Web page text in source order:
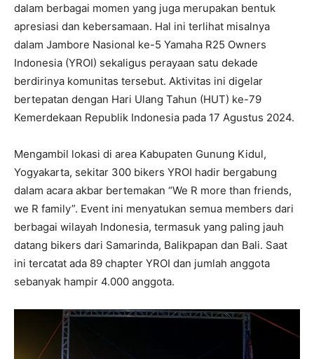
dalam berbagai momen yang juga merupakan bentuk
apresiasi dan kebersamaan. Hal ini terlihat misalnya
dalam Jambore Nasional ke-5 Yamaha R25 Owners
Indonesia (YROI) sekaligus perayaan satu dekade
berdirinya komunitas tersebut. Aktivitas ini digelar
bertepatan dengan Hari Ulang Tahun (HUT) ke-79
Kemerdekaan Republik Indonesia pada 17 Agustus 2024.
Mengambil lokasi di area Kabupaten Gunung Kidul,
Yogyakarta, sekitar 300 bikers YROI hadir bergabung
dalam acara akbar bertemakan “We R more than friends,
we R family”. Event ini menyatukan semua members dari
berbagai wilayah Indonesia, termasuk yang paling jauh
datang bikers dari Samarinda, Balikpapan dan Bali. Saat
ini tercatat ada 89 chapter YROI dan jumlah anggota
sebanyak hampir 4.000 anggota.